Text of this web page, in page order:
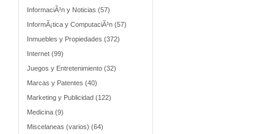
InformaciÃ³n y Noticias (57)
InformÃ¡tica y ComputaciÃ³n (57)
Inmuebles y Propiedades (372)
Internet (99)
Juegos y Entretenimiento (32)
Marcas y Patentes (40)
Marketing y Publicidad (122)
Medicina (9)
Miscelaneas (varios) (64)